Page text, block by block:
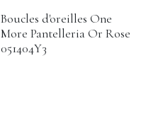
Boucles d'oreilles One
More Pantelleria Or Rose
051404Y3